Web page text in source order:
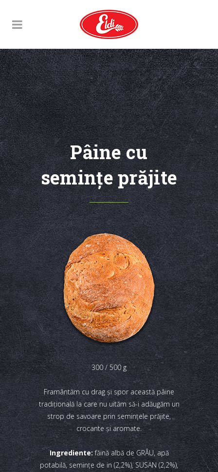
Pâine cu
seminţe prăjite
300 / 500 g
Framântăm cu drag şi spor această pâine
tradiţională la care nu uităm să-i adăugăm un
strop de savoare prin seminţele prăjite,
crocante şi aromate.
Ingrediente:făină albă de GRÂU, apă
potabilă, seminţe de in (2,2%), SUSAN (2,2%),